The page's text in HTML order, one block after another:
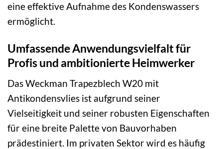
eine effektive Aufnahme des Kondenswassers
ermöglicht.
Umfassende Anwendungsvielfalt für
Profis und ambitionierte Heimwerker
Das Weckman Trapezblech W20 mit
Antikondensvlies ist aufgrund seiner
Vielseitigkeit und seiner robusten Eigenschaften
für eine breite Palette von Bauvorhaben
prädestiniert. Im privaten Sektor wird es häufig